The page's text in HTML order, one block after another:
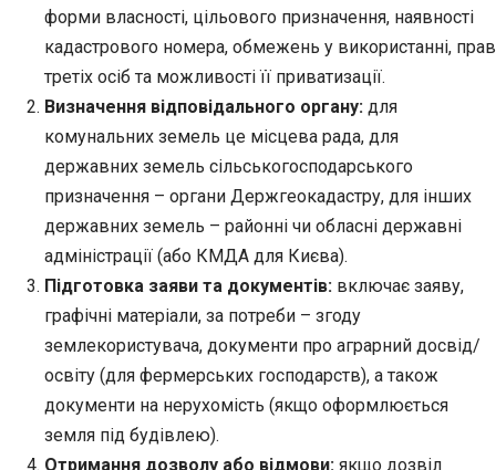
форми власності, цільового призначення, наявності
кадастрового номера, обмежень у використанні, прав
третіх осіб та можливості її приватизації.
Визначення відповідального органу: для
комунальних земель це місцева рада, для
державних земель сільськогосподарського
призначення – органи Держгеокадастру, для інших
державних земель – районні чи обласні державні
адміністрації (або КМДА для Києва).
Підготовка заяви та документів: включає заяву,
графічні матеріали, за потреби – згоду
землекористувача, документи про аграрний досвід/
освіту (для фермерських господарств), а також
документи на нерухомість (якщо оформлюється
земля під будівлею).
Отримання дозволу або відмови: якщо дозвіл